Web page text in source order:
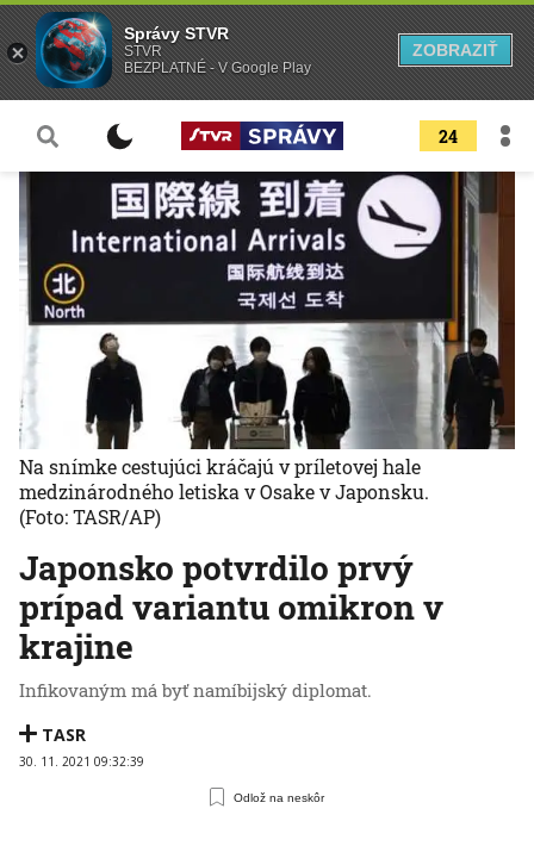
24
Japonsko potvrdilo prvý
prípad variantu omikron v
krajine
Infikovaným má byť namíbijský diplomat.
TASR
30. 11. 2021 09:32:39
Odlož na neskôr
Na snímke cestujúci kráčajú v príletovej hale
medzinárodného letiska v Osake v Japonsku.
(Foto: TASR/AP)
Správy STVR
STVR
BEZPLATNÉ - V Google Play
ZOBRAZIŤ